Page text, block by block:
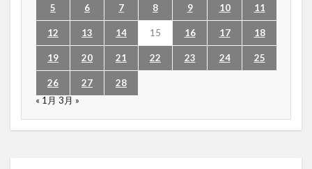
5 6 7 8 9 10 11
12 13 14 15 16 17 18
19 20 21 22 23 24 25
26 27
28
« 1月 3月 »